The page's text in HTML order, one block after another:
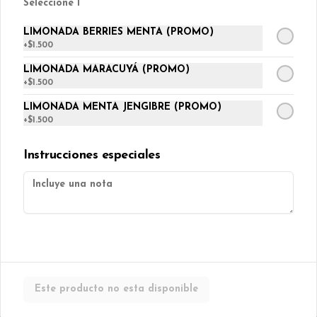
Muffins banana split
Muffin de plátano con chips de
$850
Seleccione 1
LIMONADA BERRIES MENTA (PROMO)
+$1.500
LIMONADA MARACUYÁ (PROMO)
+$1.500
LIMONADA MENTA JENGIBRE (PROMO)
+$1.500
Instrucciones especiales
Este producto no esta disponible